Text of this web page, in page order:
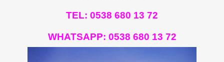
TEL: 0538 680 13 72
WHATSAPP: 0538 680 13 72